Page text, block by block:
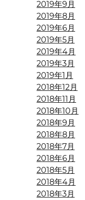
2019年9月
2019年8月
2019年6月
2019年5月
2019年4月
2019年3月
2019年1月
2018年12月
2018年11月
2018年10月
2018年9月
2018年8月
2018年7月
2018年6月
2018年5月
2018年4月
2018年3月